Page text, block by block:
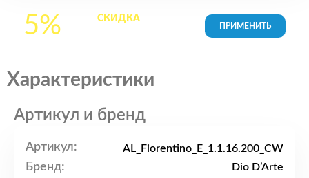
5% СКИДКАна все
Характеристики
Артикул и бренд
Артикул: AL_Fiorentino_E_1.1.16.200_CW
Бренд: Dio D’Arte